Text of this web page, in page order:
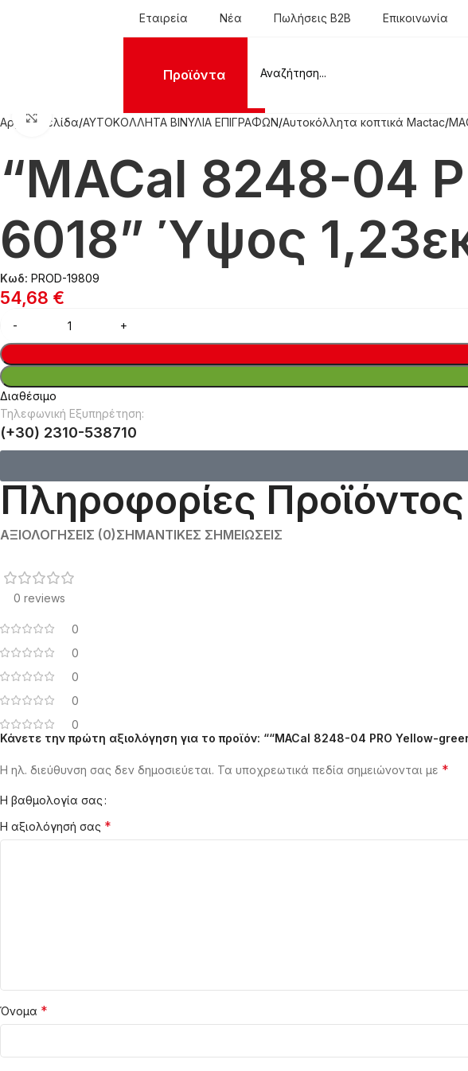
Εταιρεία Νέα Πωλήσεις B2B Επικοινωνία
Προϊόντα
Αρχική σελίδα ΑΥΤΟΚΟΛΛΗΤΑ ΒΙΝΥΛΙΑ ΕΠΙΓΡΑΦΩΝ Αυτοκόλλητα κοπτικά Mactac
Click to enlarge
“MACal 8248-04
6018” Ύψος
Κωδ: PROD-19809
54,68 €
Διαθέσιμο
Τηλεφωνική Εξυπηρέτηση:
(+30) 2310-538710
Πληροφορίες Προϊόντος
ΑΞΙΟΛΟΓΉΣΕΙΣ (0)ΣΗΜΑΝΤΙΚΈΣ ΣΗΜΕΙΏΣΕΙΣ
0 reviews
0
0
0
0
0
Κάνετε την πρώτη αξιολόγηση για το προϊόν: ““MACal 8248-04 PRO Yellow-
Η ηλ. διεύθυνση σας δεν δημοσιεύεται. Τα υποχρεωτικά πεδία σημειώνονται με *
Η βαθμολογία σας
Η αξιολόγησή σας *
Όνομα *